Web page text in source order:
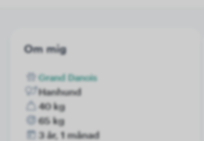
Om mig
Grand Danois
Hanhund
40 kg
65 kg
3 år, 1 månad